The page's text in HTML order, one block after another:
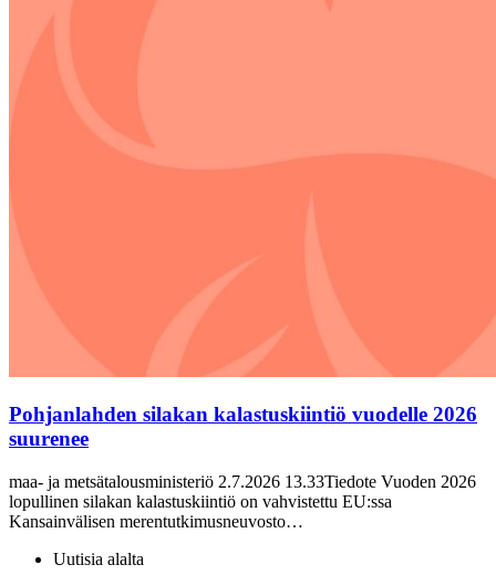
Pohjanlahden silakan kalastuskiintiö vuodelle 2026
suurenee
maa- ja metsätalousministeriö 2.7.2026 13.33Tiedote Vuoden 2026
lopullinen silakan kalastuskiintiö on vahvistettu EU:ssa
Kansainvälisen merentutkimusneuvosto…
Uutisia alalta